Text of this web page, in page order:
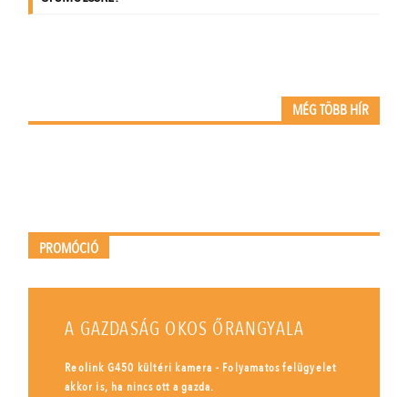
MÉG TÖBB HÍR
PROMÓCIÓ
A GAZDASÁG OKOS ŐRANGYALA
Reolink G450 kültéri kamera - Folyamatos felügyelet
akkor is, ha nincs ott a gazda.